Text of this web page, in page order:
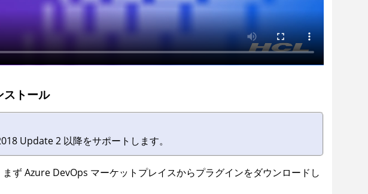
トール
Update 2 以降をサポートします。
ず Azure DevOps マーケットプレイスからプラグインをダウンロードし